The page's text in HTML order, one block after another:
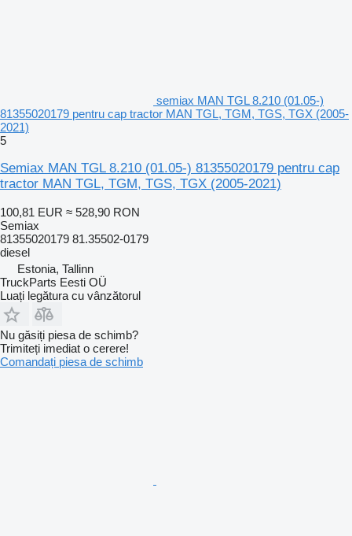
semiax MAN TGL 8.210 (01.05-)
81355020179 pentru cap tractor MAN TGL, TGM, TGS, TGX (2005-
2021)
5
Semiax MAN TGL 8.210 (01.05-) 81355020179 pentru cap
tractor MAN TGL, TGM, TGS, TGX (2005-2021)
100,81 EUR ≈ 528,90 RON
Semiax
81355020179 81.35502-0179
diesel
Estonia, Tallinn
TruckParts Eesti OÜ
Luați legătura cu vânzătorul
Nu găsiți piesa de schimb?
Trimiteți imediat o cerere!
Comandați piesa de schimb